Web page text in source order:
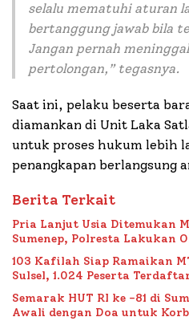
selalu mematuhi aturan
bertanggung jawab bila
Jangan pernah
pertolongan,” tegasnya.
Saat ini, pelaku beserta
diamankan di Unit Laka
untuk proses hukum lebih
penangkapan berlangsung
Berita Terkait
Pria Lanjut Usia Ditemukan
Sumenep, Polresta Lakukan
103 Kafilah Siap Ramaikan
Sulsel, 1.024 Peserta
Semarak HUT RI ke -81 di
Awali dengan Doa untuk